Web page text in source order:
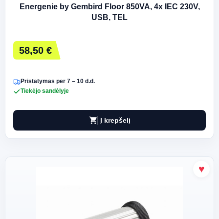
Energenie by Gembird Floor 850VA, 4x IEC 230V,
USB, TEL
58,50 €
Pristatymas per 7 – 10 d.d.
Tiekėjo sandėlyje
shopping_cart Į krepšelį